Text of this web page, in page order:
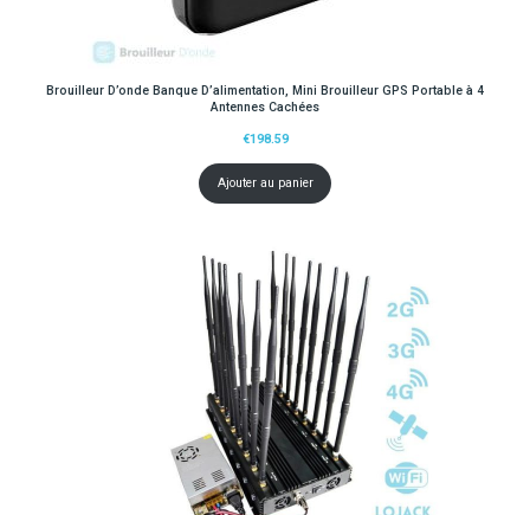
Brouilleur D’onde Banque D’alimentation, Mini Brouilleur GPS Portable à 4
Antennes Cachées
€198.59
Ajouter au panier